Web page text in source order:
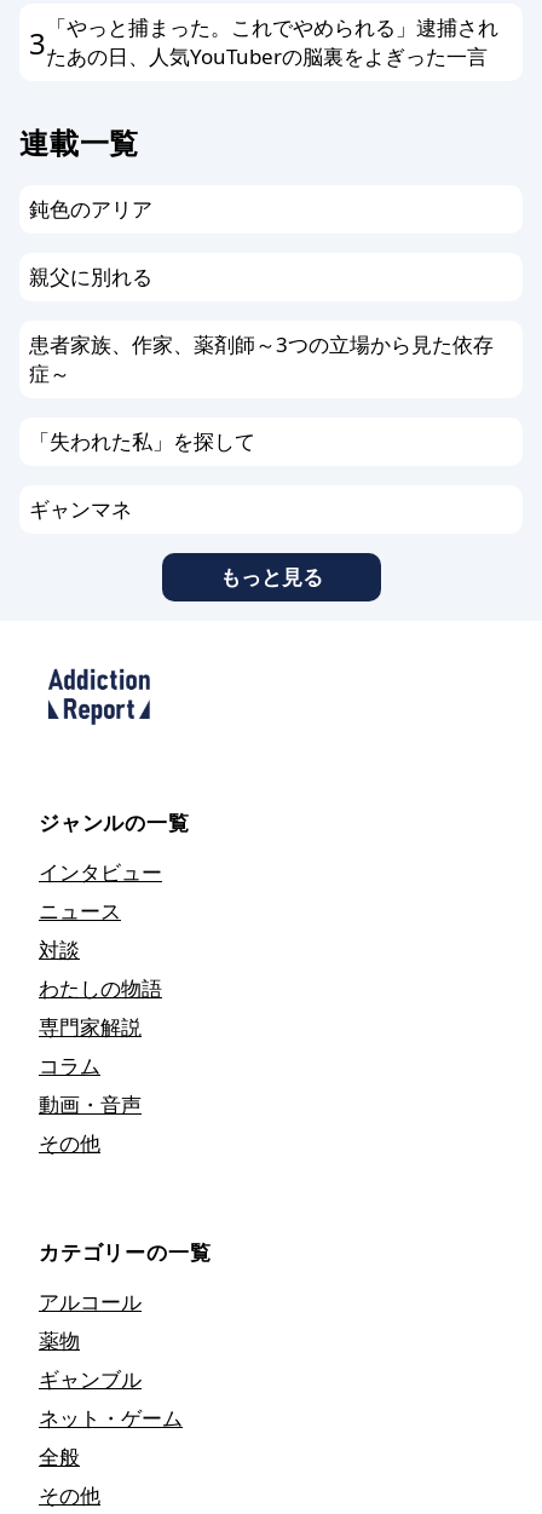
がある場合
その他、編集スタッフが不適切と判断
編集方針に同意する方のみ投稿ができ
さい。
3 「やっと捕まった。これでやめられる」逮捕され
たあの日、人気YouTuberの脳裏をよぎった一言
連載一覧
鈍色のアリア
親父に別れる
患者家族、作家、薬剤師～3つの立場から見た依存
症～
「失われた私」を探して
ギャンマネ
もっと見る
ジャンルの一覧
インタビュー
ニュース
対談
わたしの物語
専門家解説
コラム
動画・音声
その他
カテゴリーの一覧
アルコール
薬物
ギャンブル
ネット・ゲーム
全般
その他